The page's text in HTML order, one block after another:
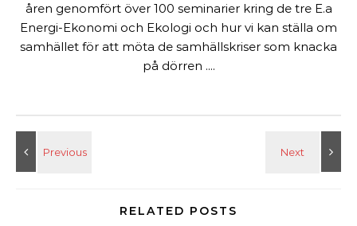
åren genomfört över 100 seminarier kring de tre E.a
Energi-Ekonomi och Ekologi och hur vi kan ställa om
samhället för att möta de samhällskriser som knacka
på dörren ....
RELATED POSTS